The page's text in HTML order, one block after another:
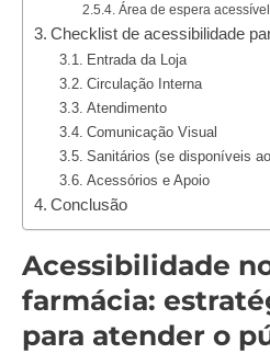
Área de espera acessível
Checklist de acessibilidade
Entrada da Loja
Circulação Interna
Atendimento
Comunicação Visual
Sanitários (se disponíveis
Acessórios e Apoio
Conclusão
Acessibilidade
farmácia:
para atender o